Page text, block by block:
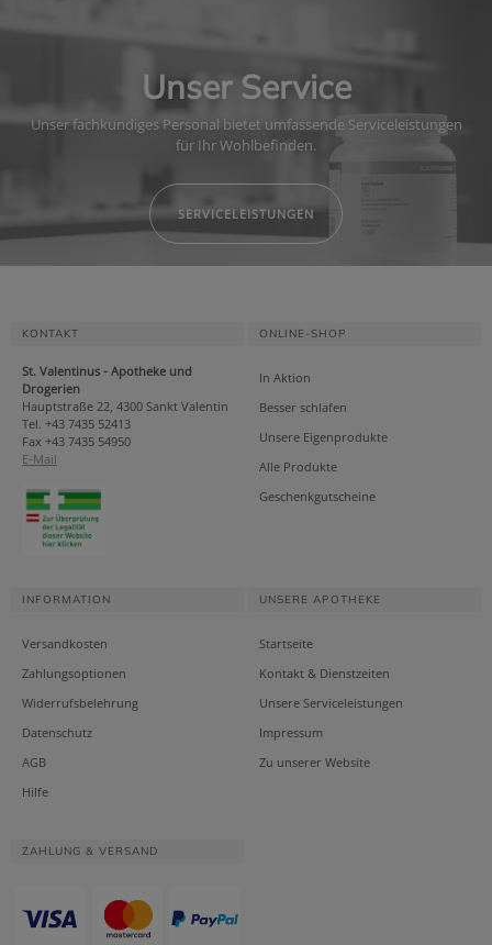
Unser Service
Unser fachkundiges Personal bietet umfassende Serviceleistungen
für Ihr Wohlbefinden.
SERVICELEISTUNGEN
KONTAKT
St. Valentinus - Apotheke und
Drogerien
Hauptstraße 22, 4300 Sankt Valentin
Tel. +43 7435 52413
Fax +43 7435 54950
E-Mail
ONLINE-SHOP
In Aktion
Besser schlafen
Unsere Eigenprodukte
Alle Produkte
Geschenkgutscheine
INFORMATION
Versandkosten
Zahlungsoptionen
Widerrufsbelehrung
Datenschutz
AGB
Hilfe
UNSERE APOTHEKE
Startseite
Kontakt & Dienstzeiten
Unsere Serviceleistungen
Impressum
Zu unserer Website
ZAHLUNG & VERSAND